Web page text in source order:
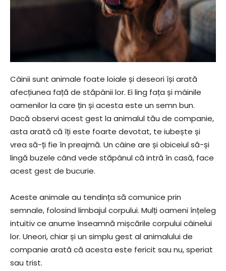
Câinii sunt animale foate loiale și deseori își arată
afecțiunea față de stăpânii lor. Ei ling fața și mâinile
oamenilor la care țin și acesta este un semn bun.
Dacă observi acest gest la animalul tău de companie,
asta arată că îți este foarte devotat, te iubește și
vrea să-ți fie în preajmă. Un câine are și obiceiul să-și
lingă buzele când vede stăpânul că intră în casă, face
acest gest de bucurie.
Aceste animale au tendința să comunice prin
semnale, folosind limbajul corpului. Mulți oameni înțeleg
intuitiv ce anume înseamnă mișcările corpului câinelui
lor. Uneori, chiar și un simplu gest al animalului de
companie arată că acesta este fericit sau nu, speriat
sau trist.